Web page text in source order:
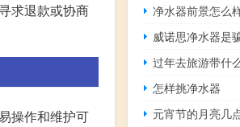
求退款或协商
操作和维护可
净水器前景怎么
威诺思净水器是
过年去旅游带什
怎样挑净水器
元宵节的月亮几